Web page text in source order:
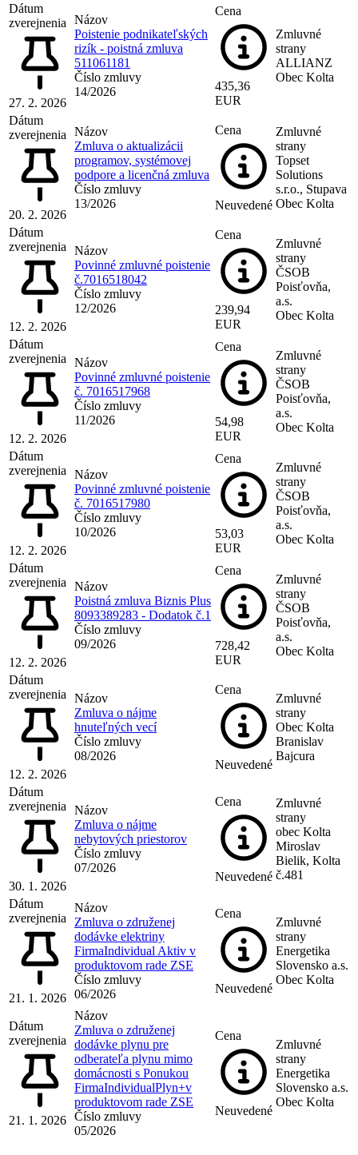
Dátum
zverejnenia
27. 2. 2026
Názov
Poistenie podnikateľských
rizík - poistná zmluva
511061181
Číslo zmluvy
14/2026
Cena
435,36
EUR
Zmluvné
strany
ALLIANZ
Obec Kolta
Dátum
zverejnenia
20. 2. 2026
Názov
Zmluva o aktualizácii
programov, systémovej
podpore a licenčná zmluva
Číslo zmluvy
13/2026
Cena
Neuvedené
Zmluvné
strany
Topset
Solutions
s.r.o., Stupava
Obec Kolta
Dátum
zverejnenia
12. 2. 2026
Názov
Povinné zmluvné poistenie
č.7016518042
Číslo zmluvy
12/2026
Cena
239,94
EUR
Zmluvné
strany
ČSOB
Poisťovňa,
a.s.
Obec Kolta
Dátum
zverejnenia
12. 2. 2026
Názov
Povinné zmluvné poistenie
č. 7016517968
Číslo zmluvy
11/2026
Cena
54,98
EUR
Zmluvné
strany
ČSOB
Poisťovňa,
a.s.
Obec Kolta
Dátum
zverejnenia
12. 2. 2026
Názov
Povinné zmluvné poistenie
č. 7016517980
Číslo zmluvy
10/2026
Cena
53,03
EUR
Zmluvné
strany
ČSOB
Poisťovňa,
a.s.
Obec Kolta
Dátum
zverejnenia
12. 2. 2026
Názov
Poistná zmluva Biznis Plus
8093389283 - Dodatok č.1
Číslo zmluvy
09/2026
Cena
728,42
EUR
Zmluvné
strany
ČSOB
Poisťovňa,
a.s.
Obec Kolta
Dátum
zverejnenia
12. 2. 2026
Názov
Zmluva o nájme
hnuteľných vecí
Číslo zmluvy
08/2026
Cena
Neuvedené
Zmluvné
strany
Obec Kolta
Branislav
Bajcura
Dátum
zverejnenia
30. 1. 2026
Názov
Zmluva o nájme
nebytových priestorov
Číslo zmluvy
07/2026
Cena
Neuvedené
Zmluvné
strany
obec Kolta
Miroslav
Bielik, Kolta
č.481
Dátum
zverejnenia
21. 1. 2026
Názov
Zmluva o združenej
dodávke elektriny
FirmaIndividual Aktiv v
produktovom rade ZSE
Číslo zmluvy
06/2026
Cena
Neuvedené
Zmluvné
strany
Energetika
Slovensko a.s.
Obec Kolta
Dátum
zverejnenia
21. 1. 2026
Názov
Zmluva o združenej
dodávke plynu pre
odberateľa plynu mimo
domácnosti s Ponukou
FirmaIndividualPlyn+v
produktovom rade ZSE
Číslo zmluvy
05/2026
Cena
Neuvedené
Zmluvné
strany
Energetika
Slovensko a.s.
Obec Kolta